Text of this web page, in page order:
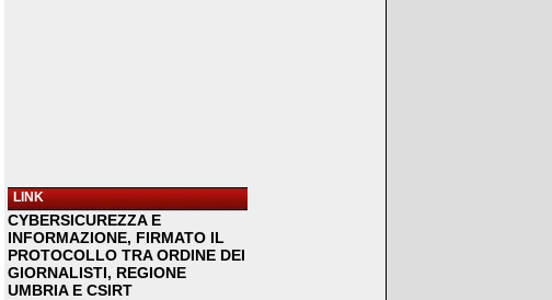
LINK
CYBERSICUREZZA E
INFORMAZIONE, FIRMATO IL
PROTOCOLLO TRA ORDINE DEI
GIORNALISTI, REGIONE
UMBRIA E CSIRT